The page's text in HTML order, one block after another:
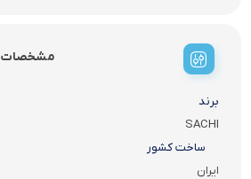
مشخصات
برند
SACHI
ساخت کشور
ایران